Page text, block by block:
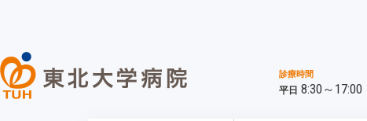
診療時間
平日 8:30～17:00